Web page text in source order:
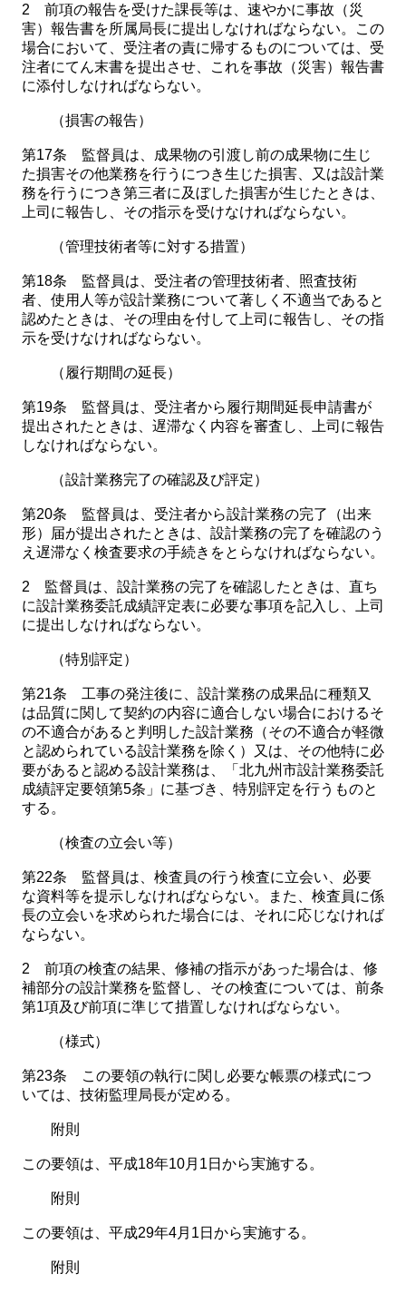
2 前項の報告を受けた課長等は、速やかに事故（災
害）報告書を所属局長に提出しなければならない。この
場合において、受注者の責に帰するものについては、受
注者にてん末書を提出させ、これを事故（災害）報告書
に添付しなければならない。
（損害の報告）
第17条 監督員は、成果物の引渡し前の成果物に生じ
た損害その他業務を行うにつき生じた損害、又は設計業
務を行うにつき第三者に及ぼした損害が生じたときは、
上司に報告し、その指示を受けなければならない。
（管理技術者等に対する措置）
第18条 監督員は、受注者の管理技術者、照査技術
者、使用人等が設計業務について著しく不適当であると
認めたときは、その理由を付して上司に報告し、その指
示を受けなければならない。
（履行期間の延長）
第19条 監督員は、受注者から履行期間延長申請書が
提出されたときは、遅滞なく内容を審査し、上司に報告
しなければならない。
（設計業務完了の確認及び評定）
第20条 監督員は、受注者から設計業務の完了（出来
形）届が提出されたときは、設計業務の完了を確認のう
え遅滞なく検査要求の手続きをとらなければならない。
2 監督員は、設計業務の完了を確認したときは、直ち
に設計業務委託成績評定表に必要な事項を記入し、上司
に提出しなければならない。
（特別評定）
第21条 工事の発注後に、設計業務の成果品に種類又
は品質に関して契約の内容に適合しない場合におけるそ
の不適合があると判明した設計業務（その不適合が軽微
と認められている設計業務を除く）又は、その他特に必
要があると認める設計業務は、「北九州市設計業務委託
成績評定要領第5条」に基づき、特別評定を行うものと
する。
（検査の立会い等）
第22条 監督員は、検査員の行う検査に立会い、必要
な資料等を提示しなければならない。また、検査員に係
長の立会いを求められた場合には、それに応じなければ
ならない。
2 前項の検査の結果、修補の指示があった場合は、修
補部分の設計業務を監督し、その検査については、前条
第1項及び前項に準じて措置しなければならない。
（様式）
第23条 この要領の執行に関し必要な帳票の様式につ
いては、技術監理局長が定める。
附則
この要領は、平成18年10月1日から実施する。
附則
この要領は、平成29年4月1日から実施する。
附則